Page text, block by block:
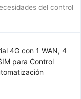
del control
4G con 1 WAN, 4
para Control